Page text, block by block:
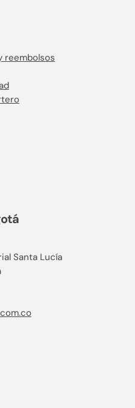
reembolsos
Santa Lucía